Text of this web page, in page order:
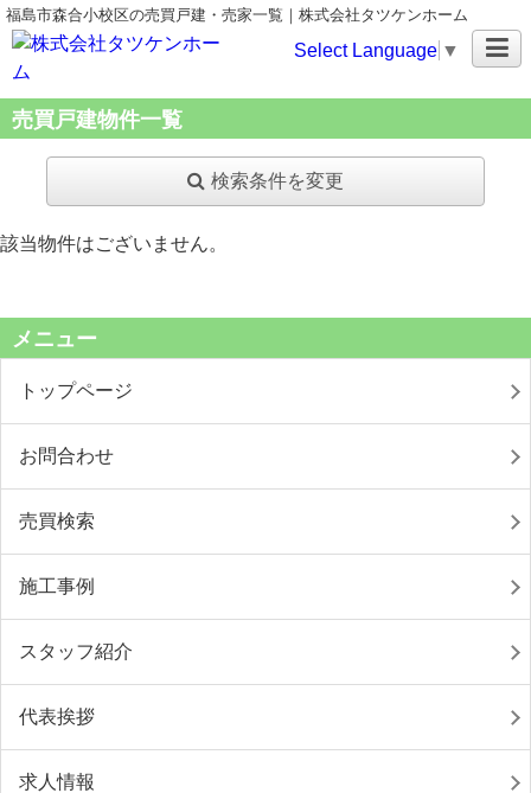
福島市森合小校区の売買戸建・売家一覧｜株式会社タツケンホーム
Select Language ▼
売買戸建物件一覧
検索条件を変更
該当物件はございません。
メニュー
トップページ
お問合わせ
売買検索
施工事例
スタッフ紹介
代表挨拶
求人情報